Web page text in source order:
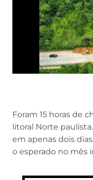
Foram 15 horas de
litoral Norte
em apenas dois
o esperado no mês